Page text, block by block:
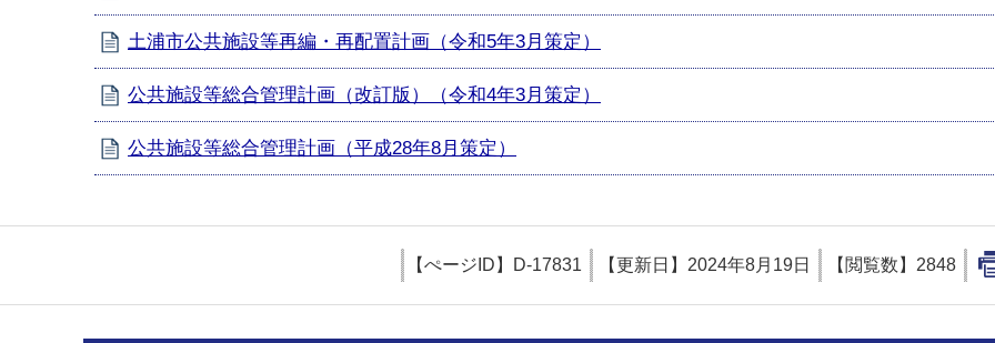
土浦市公共施設等再編・再配置計画（令和5年3月策定）
公共施設等総合管理計画（改訂版）（令和4年3月策定）
公共施設等総合管理計画（平成28年8月策定）
【ぺージID】 D-17831 【更新日】 2024年8月19日 【閲覧数】 2848